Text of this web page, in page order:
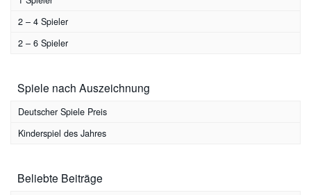
2 – 4 Spieler
2 – 6 Spieler
Spiele nach Auszeichnung
Deutscher Spiele Preis
Kinderspiel des Jahres
Beliebte Beiträge